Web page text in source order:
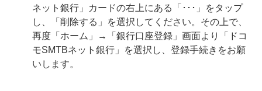
ネット銀行」カードの右上にある「･･･」をタップ
し、「削除する」を選択してください。その上で、
再度「ホーム」→「銀行口座登録」画面より「ドコ
モSMTBネット銀行」を選択し、登録手続きをお願
いします。